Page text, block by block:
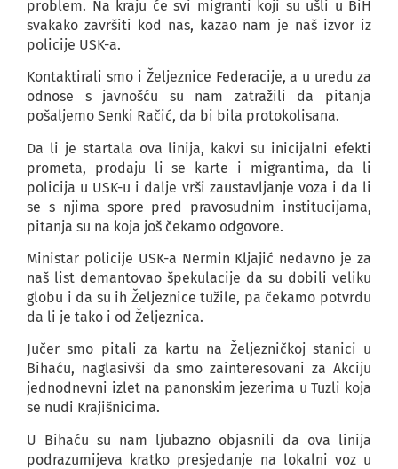
problem. Na kraju će svi migranti koji su ušli u BiH
svakako završiti kod nas, kazao nam je naš izvor iz
policije USK-a.
Kontaktirali smo i Željeznice Federacije, a u uredu za
odnose s javnošću su nam zatražili da pitanja
pošaljemo Senki Račić, da bi bila protokolisana.
Da li je startala ova linija, kakvi su inicijalni efekti
prometa, prodaju li se karte i migrantima, da li
policija u USK-u i dalje vrši zaustavljanje voza i da li
se s njima spore pred pravosudnim institucijama,
pitanja su na koja još čekamo odgovore.
Ministar policije USK-a Nermin Kljajić nedavno je za
naš list demantovao špekulacije da su dobili veliku
globu i da su ih Željeznice tužile, pa čekamo potvrdu
da li je tako i od Željeznica.
Jučer smo pitali za kartu na Željezničkoj stanici u
Bihaću, naglasivši da smo zainteresovani za Akciju
jednodnevni izlet na panonskim jezerima u Tuzli koja
se nudi Krajišnicima.
U Bihaću su nam ljubazno objasnili da ova linija
podrazumijeva kratko presjedanje na lokalni voz u